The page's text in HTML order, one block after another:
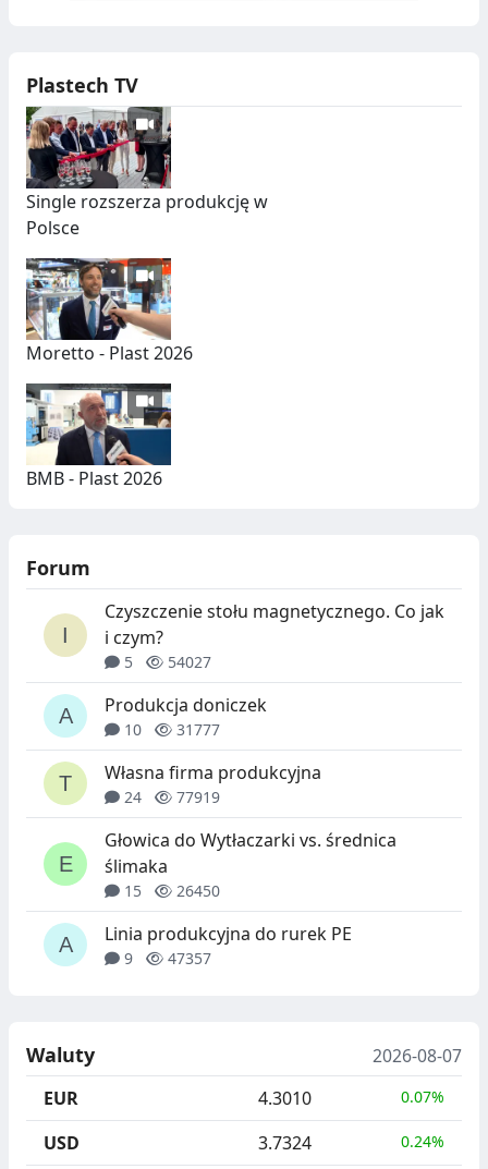
Plastech TV
Single rozszerza produkcję w
Polsce
Moretto - Plast 2026
BMB - Plast 2026
Forum
Czyszczenie stołu magnetycznego. Co jak
i czym?
5 54027
Produkcja doniczek
10 31777
Własna firma produkcyjna
24 77919
Głowica do Wytłaczarki vs. średnica
ślimaka
15 26450
Linia produkcyjna do rurek PE
9 47357
Waluty
2026-08-07
EUR
4.3010 0.07%
USD 3.7324 0.24%